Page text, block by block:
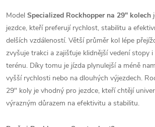
Model Specialized Rockhopper na 29" kolech
jezdce, kteří preferují rychlost, stabilitu a
delších vzdáleností. Větší průměr kol lépe
zvyšuje trakci a zajišťuje klidnější vedení stopy
terénu. Díky tomu je jízda plynulejší a méně
vyšší rychlosti nebo na dlouhých výjezdech.
29" koly je vhodný pro jezdce, kteří chtějí
výrazným důrazem na efektivitu a stabilitu.